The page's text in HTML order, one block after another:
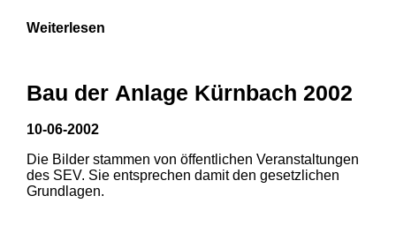
Weiterlesen
Bau der Anlage Kürnbach 2002
10-06-2002
Die Bilder stammen von öffentlichen Veranstaltungen
des SEV. Sie entsprechen damit den gesetzlichen
Grundlagen.